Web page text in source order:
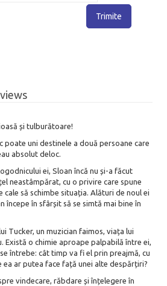
Trimite
și tulburătoare!
poate uni destinele a două persoane care
absolut deloc.
ei, Sloan încă nu și-a făcut
neastâmpărat, cu o privire care spune
cale să schimbe situația. Alături de noul ei
începe în sfârșit să se simtă mai bine în
Tucker, un muzician faimos, viața lui
Există o chimie aproape palpabilă între ei,
întrebe: cât timp va fi el prin preajmă, cu
ea ar putea face față unei alte despărțiri?
vindecare, răbdare și înțelegere în